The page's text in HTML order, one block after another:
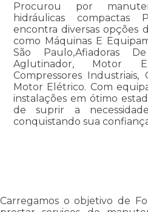
Procurou por
hidráulicas compactas
encontra diversas opções
como Máquinas E
São Paulo,Afiadoras
Aglutinador, Motor
Compressores Industriais,
Motor Elétrico. Com
instalações em ótimo
de suprir a
conquistando sua
Carregamos o objetivo de